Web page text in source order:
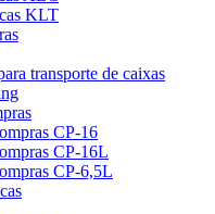
KLT
transporte de caixas
CP-16
CP-16L
CP-6,5L